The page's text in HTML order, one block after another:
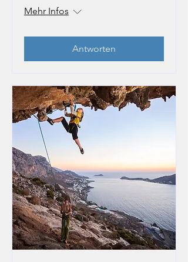
Mehr Infos
Antworten